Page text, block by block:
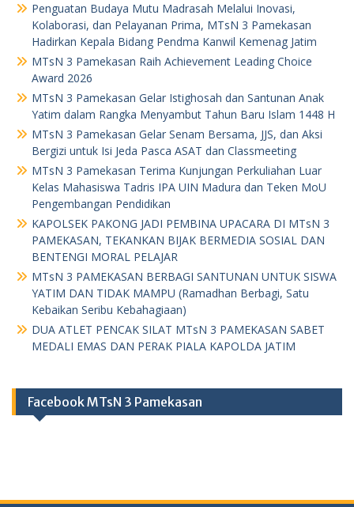
Penguatan Budaya Mutu Madrasah Melalui Inovasi,
Kolaborasi, dan Pelayanan Prima, MTsN 3 Pamekasan
Hadirkan Kepala Bidang Pendma Kanwil Kemenag Jatim
MTsN 3 Pamekasan Raih Achievement Leading Choice
Award 2026
MTsN 3 Pamekasan Gelar Istighosah dan Santunan Anak
Yatim dalam Rangka Menyambut Tahun Baru Islam 1448 H
MTsN 3 Pamekasan Gelar Senam Bersama, JJS, dan Aksi
Bergizi untuk Isi Jeda Pasca ASAT dan Classmeeting
MTsN 3 Pamekasan Terima Kunjungan Perkuliahan Luar
Kelas Mahasiswa Tadris IPA UIN Madura dan Teken MoU
Pengembangan Pendidikan
KAPOLSEK PAKONG JADI PEMBINA UPACARA DI MTsN 3
PAMEKASAN, TEKANKAN BIJAK BERMEDIA SOSIAL DAN
BENTENGI MORAL PELAJAR
MTsN 3 PAMEKASAN BERBAGI SANTUNAN UNTUK SISWA
YATIM DAN TIDAK MAMPU (Ramadhan Berbagi, Satu
Kebaikan Seribu Kebahagiaan)
DUA ATLET PENCAK SILAT MTsN 3 PAMEKASAN SABET
MEDALI EMAS DAN PERAK PIALA KAPOLDA JATIM
Facebook MTsN 3 Pamekasan